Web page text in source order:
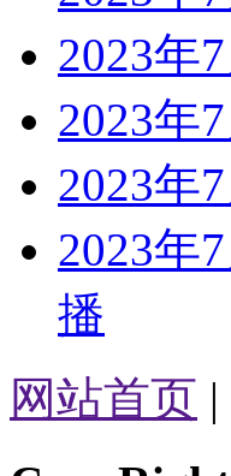
2023年
2023年
2023年
2023年
播
网站首页 |